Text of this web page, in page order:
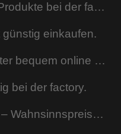
Günstige BARF Produkte bei der factory.
einkaufen.
Frisches Frostfutter bequem online kaufen.
bei der factory.
BARF-factory.de – Wahnsinnspreise zur Wahnsinnshitze.